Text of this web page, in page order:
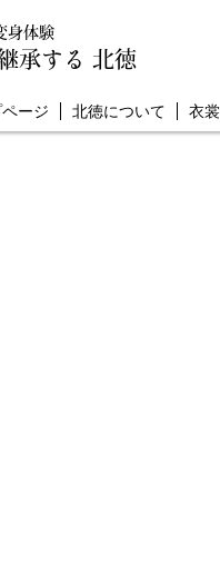
身体験
承する 北徳
ページ 北徳について 衣裳